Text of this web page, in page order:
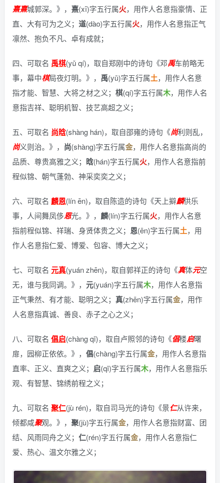
熹熹城郭深。》 ， 熹(xī)字五行属火，用作人名意指豪情、正
直、大有可为之义； 道(dào)字五行属火，用作人名意指正气
凛然、抱负不凡、卓有成就；
四、可取名 禹棋(yǔ qí)， 取自郑刚中的诗句《邓禹车前略无
事，幕中棋局夜灯明。》 ， 禹(yǔ)字五行属土，用作人名意
指才能、智慧、大将之材之义； 棋(qí)字五行属木，用作人名
意指吉祥、聪明机智、技艺高超之义；
五、可取名 尚晗(shàng hán)， 取自邵雍的诗句《尚利则乱，
尚义则治。》 ， 尚(shàng)字五行属金，用作人名意指高尚的
品质、尊贵高雅之义； 晗(hán)字五行属火，用作人名意指前
程似锦、朝气蓬勃、神采奕奕之义；
六、可取名 麟恩(lín ēn)， 取自陈造的诗句《天上擗麟供乐
事，人间舞凤侈恩光。》 ， 麟(lín)字五行属火，用作人名意
指前程似锦、祥瑞、身贤体贵之义； 恩(ēn)字五行属土，用
作人名意指仁爱、博爱、包容、博大之义；
七、可取名 元真(yuán zhēn)， 取自郭祥正的诗句《真体元空
无，谁与我同调。》 ， 元(yuán)字五行属木，用作人名意指
正气秉然、有才能、聪明之义； 真(zhēn)字五行属金，用作
人名意指真诚、善良、赤子之心之义；
八、可取名 倡启(chàng qǐ)， 取自卢照邻的诗句《倡楼启曙
扉，园柳正依依。》 ， 倡(chàng)字五行属金，用作人名意指
直率、正义、直爽之义； 启(qǐ)字五行属木，用作人名意指乐
观、有智慧、锦绣前程之义；
九、可取名 聚仁(jù rén)， 取自司马光的诗句《景仁从许来，
倾都咸聚观。》 ， 聚(jù)字五行属金，用作人名意指财富、团
结、风雨同舟之义； 仁(rén)字五行属金，用作人名意指仁
爱、热心、温文尔雅之义；